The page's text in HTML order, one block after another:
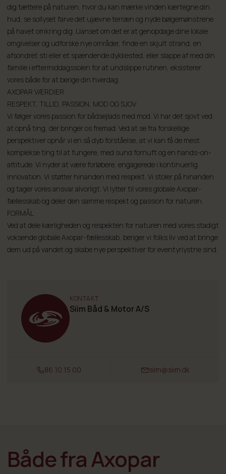
dig tættere på naturen, hvor du kan mærke vinden kærtegne din
hud, se sollyset farve det ujævne terræn og nyde bølgemønstrene
på havet omkring dig. Uanset om det er at genopdage dine lokale
omgivelser og udforske nye områder, finde en skjult strand, en
afsondret sti eller et spændende dykkested, eller slappe af med din
familie i eftermiddagssolen for at undslippe rutinen, eksisterer
vores både for at berige din hverdag.
AXOPAR VÆRDIER
RESPEKT, TILLID, PASSION, MOD OG SJOV
Vi følger vores passion for bådsejlads med mod. Vi har det sjovt ved
at opnå ting, der bringer os fremad. Ved at se fra forskellige
perspektiver opnår vi en så dyb forståelse, at vi kan få de mest
komplekse ting til at fungere, med sund fornuft og en hands-on-
attitude. Vi nyder at være forløbere, engagerede i kontinuerlig
innovation. Vi støtter hinanden med respekt. Vi stoler på hinanden
og tager vores ansvar alvorligt. Vi lytter til vores globale Axopar-
fællesskab og deler den samme respekt og passion for naturen.
FORMÅL
Ved at dele kærligheden og respekten for naturen med vores stadigt
voksende globale Axopar-fællesskab, beriger vi folks liv ved at bringe
dem ud på vandet og skabe nye perspektiver for eventyrlystne sind.
KONTAKT
Siim Båd & Motor A/S
86 10 15 00 siim@siim.dk
Både fra Axopar